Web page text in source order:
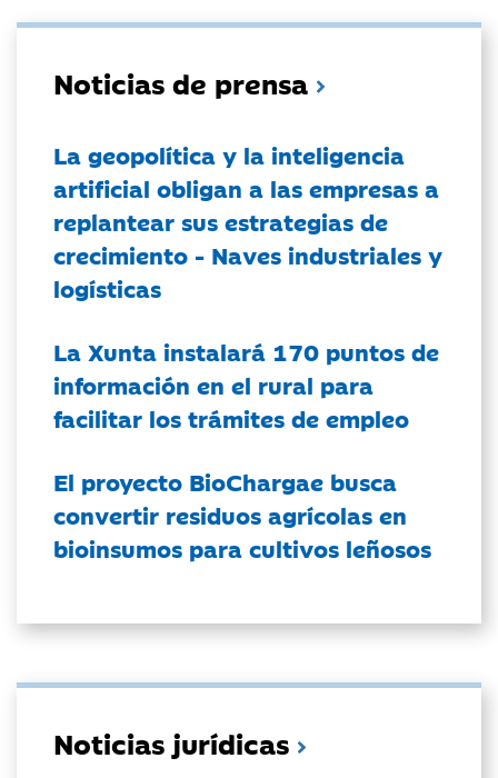
Noticias de prensa
La geopolítica y la inteligencia
artificial obligan a las empresas a
replantear sus estrategias de
crecimiento - Naves industriales y
logísticas
La Xunta instalará 170 puntos de
información en el rural para
facilitar los trámites de empleo
El proyecto BioChargae busca
convertir residuos agrícolas en
bioinsumos para cultivos leñosos
Noticias jurídicas